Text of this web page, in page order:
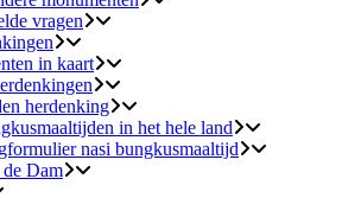
vragen
in kaart
herdenking
in het hele land
nasi bungkusmaaltijd
Dam